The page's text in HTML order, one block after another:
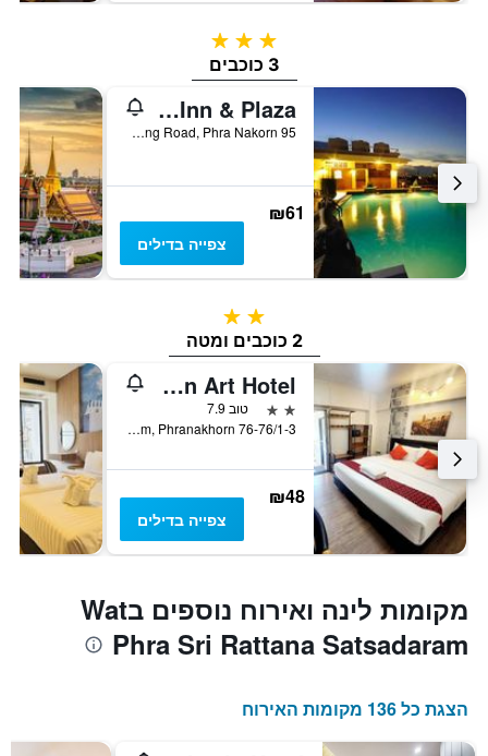
3 כוכבים
3 כוכבים
Rambuttri Village Inn & Plaza
95 Soi Ram Buttri, Chakkra Phong Road, Phra Nakorn, בנגקוק, תאילנד
₪61
צפייה בדילים
2 כוכבים
2 כוכבים ומטה
Khaosan Art Hotel
2 כוכבים
טוב 7.9
76-76/1-3 Phra-Arthit Rd., Chanasongkhram, Phranakhorn, בנגקוק, תאילנד
₪48
צפייה בדילים
מקומות לינה ואירוח נוספים בWat
Phra Sri Rattana Satsadaram
הצגת כל 136 מקומות האירוח